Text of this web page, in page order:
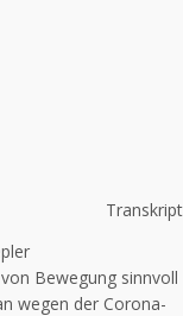
Transkript
Bewegung sinnvoll
wegen der Corona-